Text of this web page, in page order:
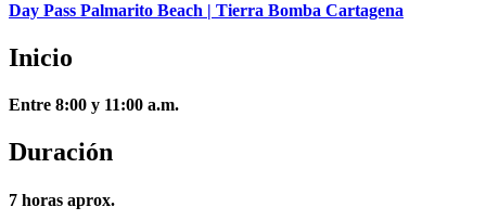
Day Pass Palmarito Beach | Tierra Bomba Cartagena
Inicio
Entre 8:00 y 11:00 a.m.
Duración
7 horas aprox.